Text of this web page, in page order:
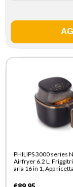
PHILIPS 3000 series
Airfryer 6.2 L,
aria 16 in 1, App